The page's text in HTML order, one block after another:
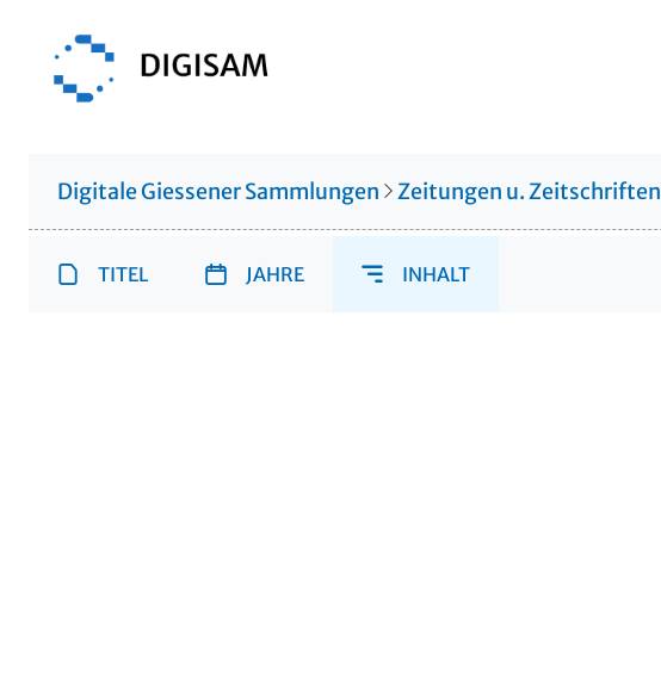
Digitale Giessener Sammlungen Zeitungen u. Zeitschriften
TITEL JAHRE INHALT